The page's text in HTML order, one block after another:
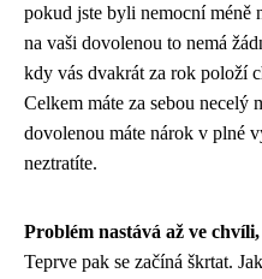
pokud jste byli nemocní méně
na vaši dovolenou to nemá
kdy vás dvakrát za rok položí
Celkem máte za sebou necelý
dovolenou máte nárok v plné
neztratíte.
Problém nastává až ve
Teprve pak se začíná škrtat.